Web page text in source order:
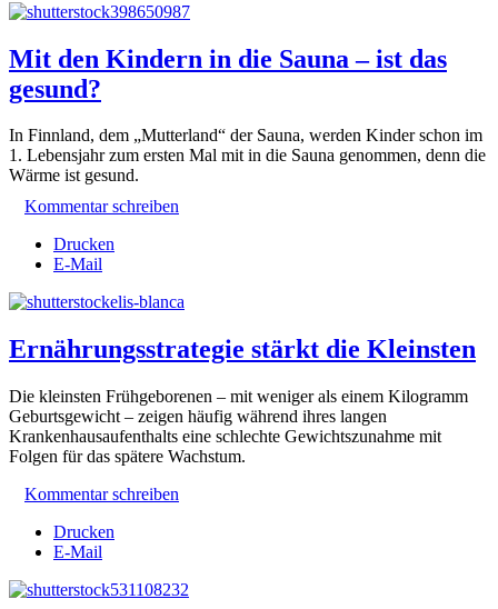
Mit den Kindern in die Sauna – ist das
gesund?
In Finnland, dem „Mutterland“ der Sauna, werden Kinder schon im
1. Lebensjahr zum ersten Mal mit in die Sauna genommen, denn die
Wärme ist gesund.
Kommentar schreiben
Drucken
E-Mail
Ernährungsstrategie stärkt die Kleinsten
Die kleinsten Frühgeborenen – mit weniger als einem Kilogramm
Geburtsgewicht – zeigen häufig während ihres langen
Krankenhausaufenthalts eine schlechte Gewichtszunahme mit
Folgen für das spätere Wachstum.
Kommentar schreiben
Drucken
E-Mail